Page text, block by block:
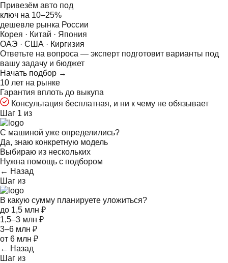
Привезём авто под
ключ на 10–25%
дешевле рынка России
Корея · Китай · Япония
ОАЭ · США · Киргизия
Ответьте на вопроса — эксперт подготовит варианты под
вашу задачу и бюджет
Начать подбор →
10 лет на рынке
Гарантия вплоть до выкупа
Консультация бесплатная, и ни к чему не обязывает
Шаг 1 из
С машиной уже определились?
Да, знаю конкретную модель
Выбираю из нескольких
Нужна помощь с подбором
← Назад
Шаг из
В какую сумму планируете уложиться?
до 1,5 млн ₽
1,5–3 млн ₽
3–6 млн ₽
от 6 млн ₽
← Назад
Шаг из